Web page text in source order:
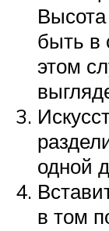
быть в
этом
одной
в том